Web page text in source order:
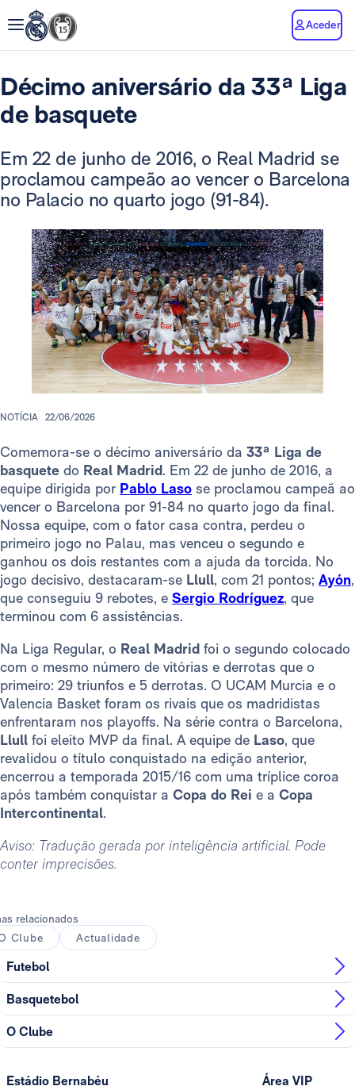
Aceder
Décimo aniversário da 33ª Liga
de basquete
Em 22 de junho de 2016, o Real Madrid se
proclamou campeão ao vencer o Barcelona
no Palacio no quarto jogo (91-84).
NOTÍCIA 22/06/2026
Comemora-se o décimo aniversário da 33ª Liga de
basquete do Real Madrid. Em 22 de junho de 2016, a
equipe dirigida por Pablo Laso se proclamou campeã ao
vencer o Barcelona por 91-84 no quarto jogo da final.
Nossa equipe, com o fator casa contra, perdeu o
primeiro jogo no Palau, mas venceu o segundo e
ganhou os dois restantes com a ajuda da torcida. No
jogo decisivo, destacaram-se Llull, com 21 pontos; Ayón,
que conseguiu 9 rebotes, e Sergio Rodríguez, que
terminou com 6 assistências.
Na Liga Regular, o Real Madrid foi o segundo colocado
com o mesmo número de vitórias e derrotas que o
primeiro: 29 triunfos e 5 derrotas. O UCAM Murcia e o
Valencia Basket foram os rivais que os madridistas
enfrentaram nos playoffs. Na série contra o Barcelona,
Llull foi eleito MVP da final. A equipe de Laso, que
revalidou o título conquistado na edição anterior,
encerrou a temporada 2015/16 com uma tríplice coroa
após também conquistar a Copa do Rei e a Copa
Intercontinental.
Aviso: Tradução gerada por inteligência artificial. Pode
conter imprecisões.
relacionados
Clube
Actualidade
Futebol
Basquetebol
O Clube
Estádio Bernabéu Área VIP